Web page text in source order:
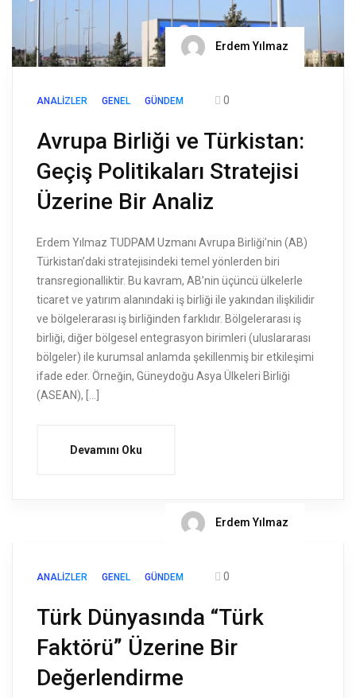
Erdem Yılmaz
ANALIZLER GENEL GÜNDEM 0
Avrupa Birliği ve Türkistan:
Geçiş Politikaları Stratejisi
Üzerine Bir Analiz
Erdem Yılmaz TUDPAM Uzmanı Avrupa Birliği’nin (AB)
Türkistan’daki stratejisindeki temel yönlerden biri
transregionalliktir. Bu kavram, AB’nin üçüncü ülkelerle
ticaret ve yatırım alanındaki iş birliği ile yakından ilişkilidir
ve bölgelerarası iş birliğinden farklıdır. Bölgelerarası iş
birliği, diğer bölgesel entegrasyon birimleri (uluslararası
bölgeler) ile kurumsal anlamda şekillenmiş bir etkileşimi
ifade eder. Örneğin, Güneydoğu Asya Ülkeleri Birliği
(ASEAN), […]
Devamını Oku
Erdem Yılmaz
ANALIZLER GENEL GÜNDEM 0
Türk Dünyasında “Türk
Faktörü” Üzerine Bir
Değerlendirme